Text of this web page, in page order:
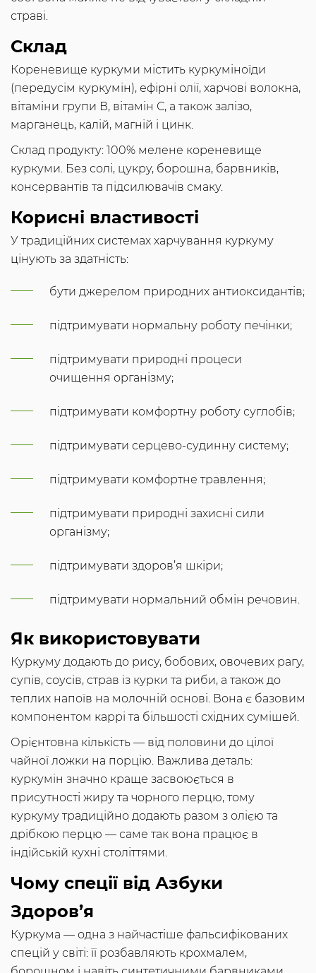
страві.
Склад
Кореневище куркуми містить куркуміноїди
(передусім куркумін), ефірні олії, харчові волокна,
вітаміни групи В, вітамін С, а також залізо,
марганець, калій, магній і цинк.
Склад продукту: 100% мелене кореневище
куркуми. Без солі, цукру, борошна, барвників,
консервантів та підсилювачів смаку.
Корисні властивості
У традиційних системах харчування куркуму
цінують за здатність:
бути джерелом природних антиоксидантів;
підтримувати нормальну роботу печінки;
підтримувати природні процеси
очищення організму;
підтримувати комфортну роботу суглобів;
підтримувати серцево-судинну систему;
підтримувати комфортне травлення;
підтримувати природні захисні сили
організму;
підтримувати здоров’я шкіри;
підтримувати нормальний обмін речовин.
Як використовувати
Куркуму додають до рису, бобових, овочевих рагу,
супів, соусів, страв із курки та риби, а також до
теплих напоїв на молочній основі. Вона є базовим
компонентом каррі та більшості східних сумішей.
Орієнтовна кількість — від половини до цілої
чайної ложки на порцію. Важлива деталь:
куркумін значно краще засвоюється в
присутності жиру та чорного перцю, тому
куркуму традиційно додають разом з олією та
дрібкою перцю — саме так вона працює в
індійській кухні століттями.
Чому спеції від Азбуки
Здоров’я
Куркума — одна з найчастіше фальсифікованих
спецій у світі: її розбавляють крохмалем,